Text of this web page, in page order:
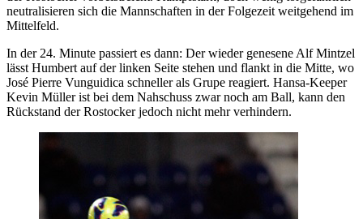
neutralisieren sich die Mannschaften in der Folgezeit weitgehend im
Mittelfeld.
In der 24. Minute passiert es dann: Der wieder genesene Alf Mintzel
lässt Humbert auf der linken Seite stehen und flankt in die Mitte, wo
José Pierre Vunguidica schneller als Grupe reagiert. Hansa-Keeper
Kevin Müller ist bei dem Nahschuss zwar noch am Ball, kann den
Rückstand der Rostocker jedoch nicht mehr verhindern.